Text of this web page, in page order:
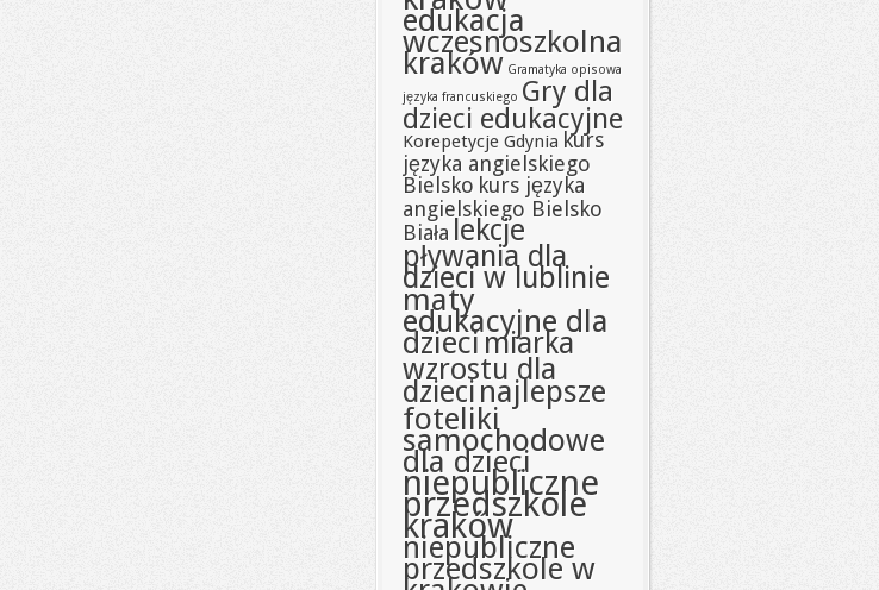
edukacja
wczesnoszkolna
kraków Gramatyka opisowa
języka francuskiego Gry dla
dzieci edukacyjne
Korepetycje Gdynia kurs
języka angielskiego
Bielsko kurs języka
angielskiego Bielsko
Biała lekcje
pływania dla
dzieci w lublinie
maty
edukacyjne dla
dziecimiarka
wzrostu dla
dzieci najlepsze
foteliki
samochodowe
dla dzieci
niepubliczne
przedszkole
kraków
niepubliczne
przedszkole w